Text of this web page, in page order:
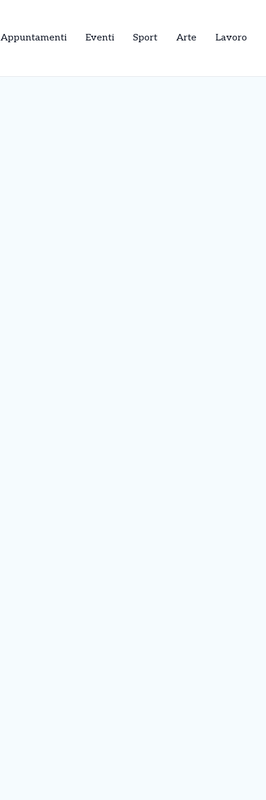
Appuntamenti Eventi Sport Arte Lavoro